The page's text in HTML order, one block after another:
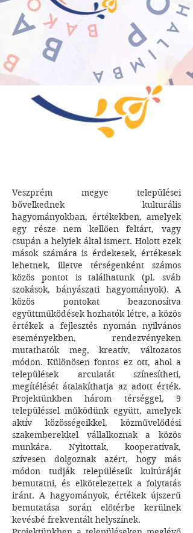
Veszprém megye települései
bővelkednek kulturális
hagyományokban, értékekben, amelyek
egy része nem kellően feltárt, vagy
csupán a helyiek által ismert. Holott ezek
mások számára is érdekesek, értékesek
lehetnek, illetve térségenként számos
közös pontot is találhatunk (pl. sváb
szokások, bányászati hagyományok). A
közös pontokat beazonosítva
együttműködések hozhatók létre, a közös
értékek a fejlesztés nyomán nyilvános
eseményekben, rendezvényeken
mutathatók meg, kreatív, változatos
módon. Különösen fontos ez ott, ahol a
települések arculatát színesítheti,
megítélését átalakíthatja az adott érték.
Projektünkben három térséggel, 9
településsel működünk együtt, amelyek
aktív közösségeikkel, közművelődési
szakemberekkel vállalkoznak a közös
munkára. Nyitottak, kooperatívak,
szívesen dolgoznak azért, hogy más
módon tudják településeik kultúráját
bemutatni, és elkötelezettek a folytatás
iránt. A hagyományok, értékek újszerű
bemutatása során előtérbe kerülnek
kevésbé frekventált helyszínek.